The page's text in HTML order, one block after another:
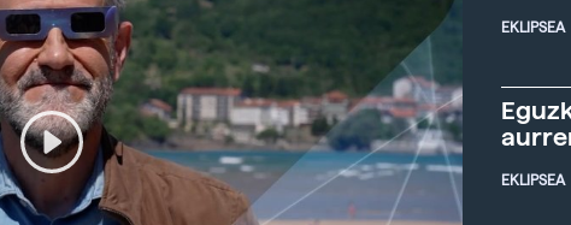
EKLIPSEA
EKLIPSEA